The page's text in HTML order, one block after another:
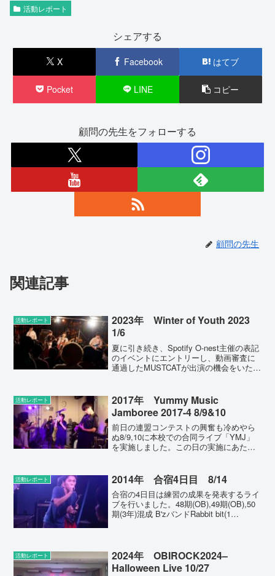
活動レポート
シェアする
X Facebook はてブ
Pocket LINE コピー
顧問の先生をフォローする
顧問の先生
関連記事
活動レポート
2023年 Winter of Youth 2023
1/6
夏に引き続き、Spotify O-nest主催の表記
のイベントにエントリーし、動画審査に
通過したMUSTCATが出演の機会をいただ
イブのような雰囲気もありつつ、ライブ
ハ...
活動レポート
2017年 Yummy Music
Jamboree 2017-4 8/9&10
前日の連盟コンテストの興奮も冷めやら
ぬ8/9,10に本校での合同ライブ「YMJ」
を実施しました。この日の実施にあた
集まり、ライブの設営を終えてからパル
テノン多摩に駆け付け...
活動レポート 2014年 合宿4日目 8/14
合宿の4日目は練習の成果を発表するライ
ブを行いました。48期(OB),49期(OB),50
期(3年)混成 B'zバンドRabbit bit(1
活動レポート
2024年 OBIROCK2024–
Halloween Live 10/27